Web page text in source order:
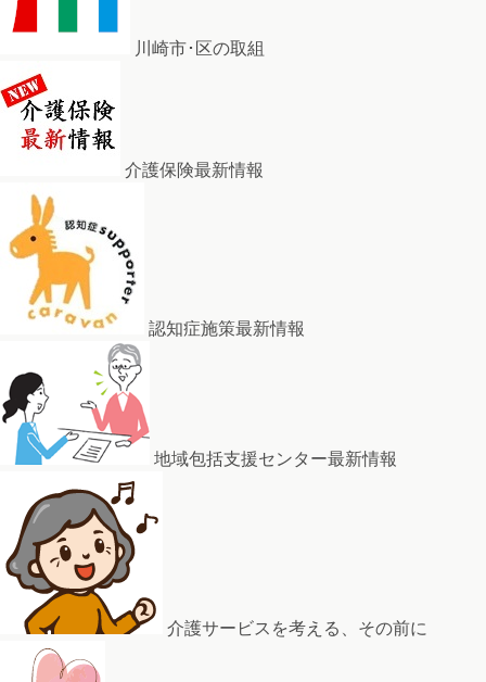
川崎市･区の取組
介護保険最新情報
認知症施策最新情報
地域包括支援センター最新情報
介護サービスを考える、その前に